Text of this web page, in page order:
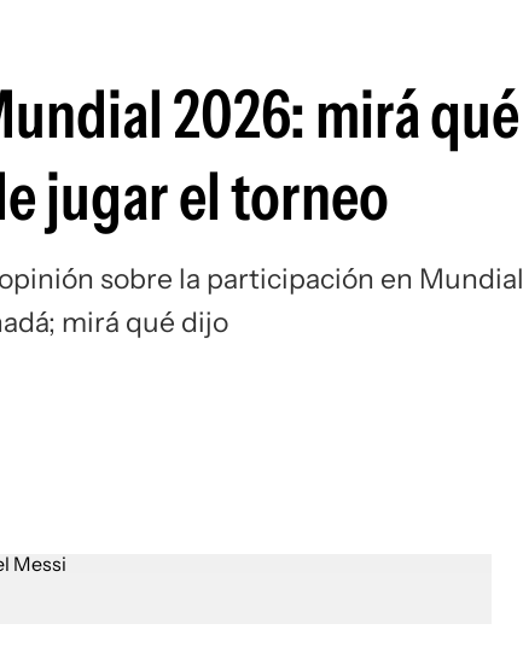
2026: mirá
jugar el torneo
sobre la participación en Mundial
mirá qué dijo